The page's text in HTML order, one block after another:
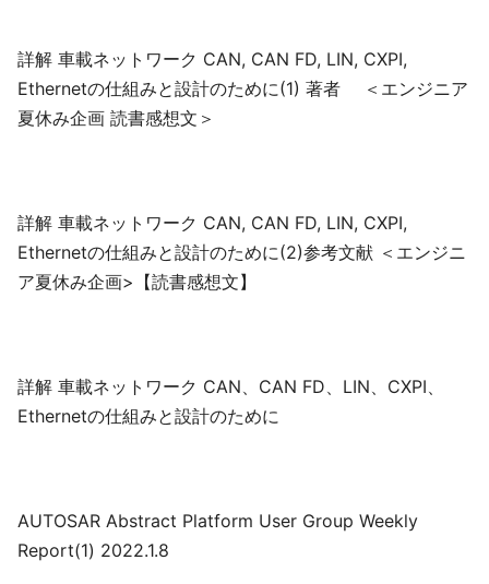
詳解 車載ネットワーク CAN, CAN FD, LIN, CXPI,
Ethernetの仕組みと設計のために(1) 著者 ＜エンジニア
夏休み企画 読書感想文＞
詳解 車載ネットワーク CAN, CAN FD, LIN, CXPI,
Ethernetの仕組みと設計のために(2)参考文献 ＜エンジニ
ア夏休み企画>【読書感想文】
詳解 車載ネットワーク CAN、CAN FD、LIN、CXPI、
Ethernetの仕組みと設計のために
AUTOSAR Abstract Platform User Group Weekly
Report(1) 2022.1.8